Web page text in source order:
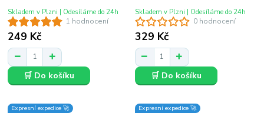
1 hodnocení
249 Kč
Skladem v Plzni | Odesíláme do 24h
🛒 Do košíku
0 hodnocení
329 Kč
Skladem v Plzni | Odesíláme do 24h
🛒 Do košíku
Expresní expedice 🚀 Expresní expedice 🚀